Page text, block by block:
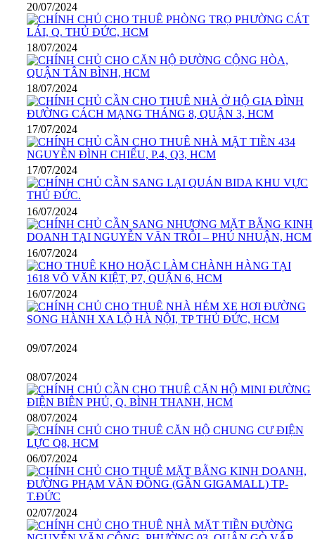
20/07/2024
18/07/2024
18/07/2024
17/07/2024
17/07/2024
16/07/2024
16/07/2024
16/07/2024
09/07/2024
08/07/2024
08/07/2024
06/07/2024
02/07/2024